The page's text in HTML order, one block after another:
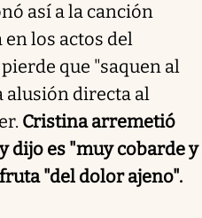
así a la canción
los actos del
que "saquen al
alusión directa al
Cristina arremetió
dijo es "muy cobarde y
"del dolor ajeno".